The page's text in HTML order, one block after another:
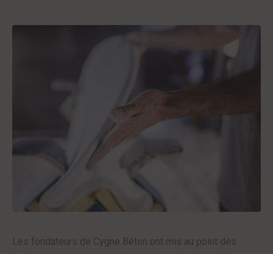
Les fondateurs de Cygne Béton ont mis au point des